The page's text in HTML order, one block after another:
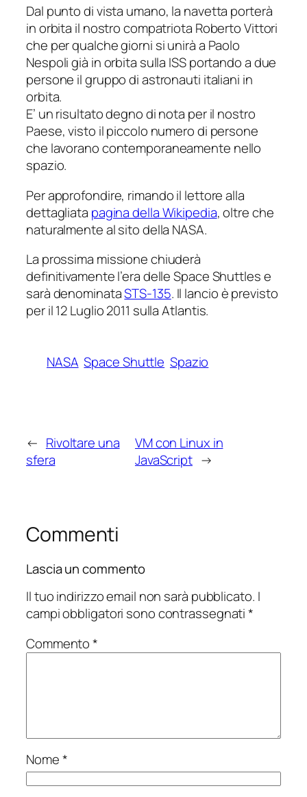
Dal punto di vista umano, la navetta porterà
in orbita il nostro compatriota Roberto Vittori
che per qualche giorni si unirà a Paolo
Nespoli già in orbita sulla ISS portando a due
persone il gruppo di astronauti italiani in
orbita.
E’ un risultato degno di nota per il nostro
Paese, visto il piccolo numero di persone
che lavorano contemporaneamente nello
spazio.
Per approfondire, rimando il lettore alla
dettagliata pagina della Wikipedia, oltre che
naturalmente al sito della NASA.
La prossima missione chiuderà
definitivamente l’era delle Space Shuttles e
sarà denominataSTS-135. Il lancio è previsto
per il 12 Luglio 2011 sullaAtlantis.
NASA Space Shuttle Spazio
← Rivoltare una
sfera
VM con Linux in
JavaScript →
Commenti
Lascia un commento
Il tuo indirizzo email non sarà pubblicato. I
campi obbligatori sono contrassegnati*
Commento*
Nome*